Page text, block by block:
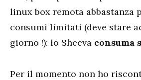
linux box remota abbastanza
consumi limitati (deve stare
giorno !): lo Sheeva consuma
Per il momento non ho